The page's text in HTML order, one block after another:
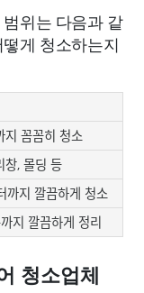
위는 다음과 같
게 청소하는지
지 꼼꼼히 청소
창, 몰딩 등
까지 깔끔하게 청소
지 깔끔하게 정리
청소업체